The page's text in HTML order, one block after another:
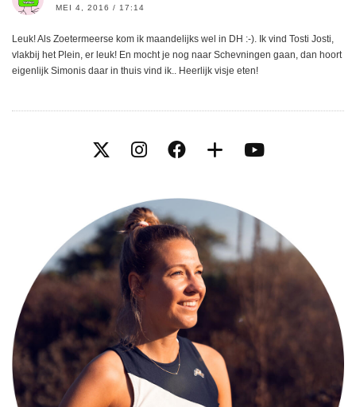
MEI 4, 2016 / 17:14
Leuk! Als Zoetermeerse kom ik maandelijks wel in DH :-). Ik vind Tosti Josti,
vlakbij het Plein, er leuk! En mocht je nog naar Schevningen gaan, dan hoort
eigenlijk Simonis daar in thuis vind ik.. Heerlijk visje eten!